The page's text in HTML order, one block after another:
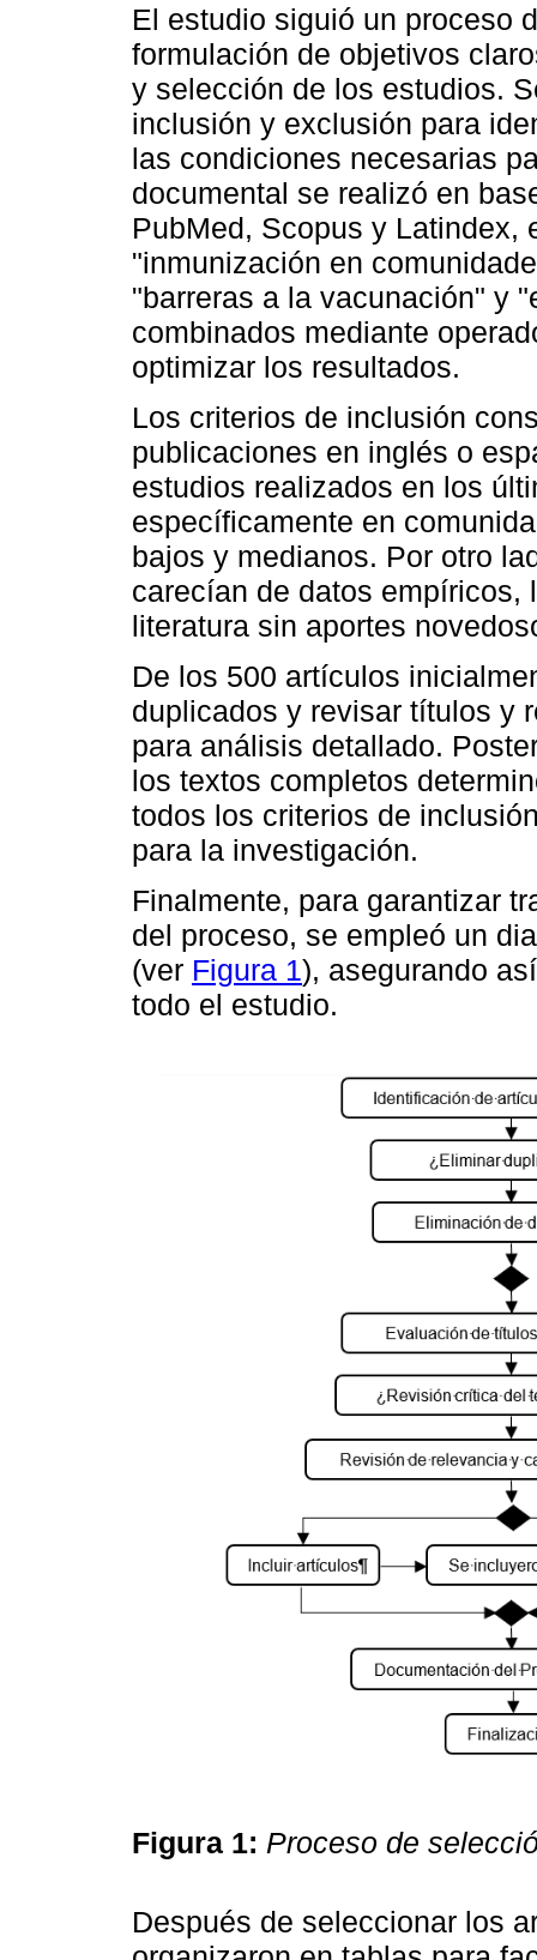
El estudio siguió un proceso
formulación de objetivos
y selección de los estudios.
inclusión y exclusión para
las condiciones necesarias
documental se realizó en
PubMed, Scopus y Latindex,
"inmunización en
"barreras a la vacunación" y
combinados mediante
optimizar los resultados.
Los criterios de inclusión
publicaciones en inglés o
estudios realizados en los
específicamente en
bajos y medianos. Por otro
carecían de datos
literatura sin aportes
De los 500 artículos
duplicados y revisar títulos y
para análisis detallado.
los textos completos
todos los criterios de
para la investigación.
Finalmente, para garantizar
del proceso, se empleó un
(ver Figura 1), asegurando
todo el estudio.
Figura 1: Proceso de
Después de seleccionar los